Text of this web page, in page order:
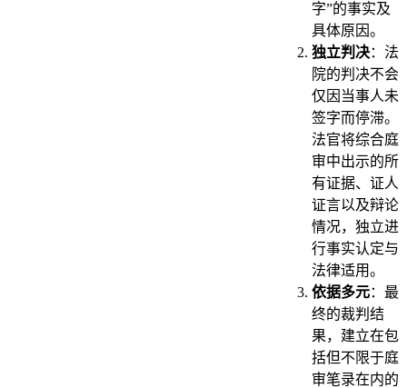
字”的事实及
具体原因。
独立判决：法
院的判决不会
仅因当事人未
签字而停滞。
法官将综合庭
审中出示的所
有证据、证人
证言以及辩论
情况，独立进
行事实认定与
法律适用。
依据多元：最
终的裁判结
果，建立在包
括但不限于庭
审笔录在内的